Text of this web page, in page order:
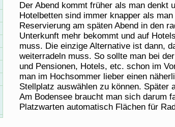
Der Abend kommt früher als man denkt
Hotelbetten sind immer knapper als
Reservierung am späten Abend in den
Unterkunft mehr bekommt und auf
muss. Die einzige Alternative ist dann,
weiterradeln muss. So sollte man bei
und Pensionen, Hotels, etc. schon im
man im Hochsommer lieber einen
Stellplatz auswählen zu können. Später
Am Bodensee braucht man sich darum
Platzwarten automatisch Flächen für